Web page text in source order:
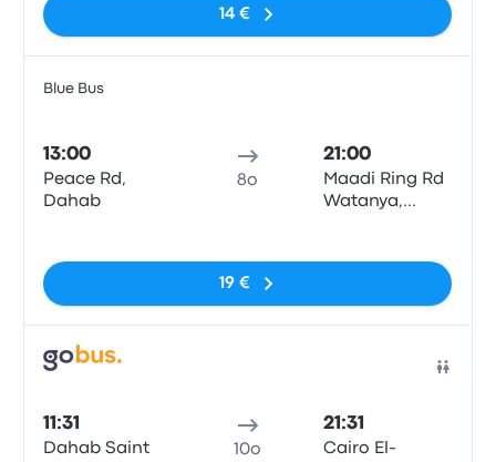
14 €
Blue Bus
13:00
Peace Rd,
Dahab
8o
21:00
Maadi Ring Rd
Watanya,
19 €
11:31
Dahab Saint
10o
21:31
Cairo El-